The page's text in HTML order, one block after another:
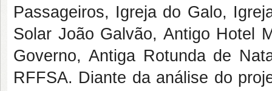
Passageiros, Igreja do Galo,
Solar João Galvão, Antigo Hotel
Governo, Antiga Rotunda de
RFFSA. Diante da análise do